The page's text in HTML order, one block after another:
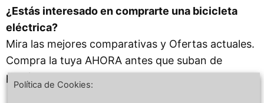
¿Estás interesado en comprarte una bicicleta
eléctrica?
Mira las mejores comparativas y Ofertas actuales.
Compra la tuya AHORA antes que suban de
precio.
Política de Cookies: